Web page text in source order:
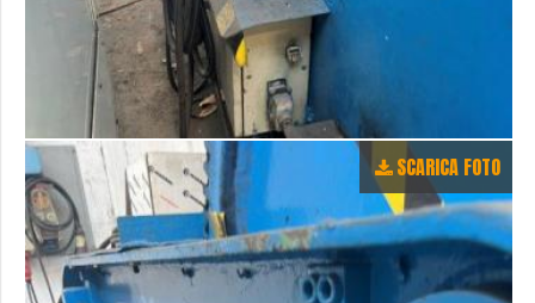
SCARICA FOTO